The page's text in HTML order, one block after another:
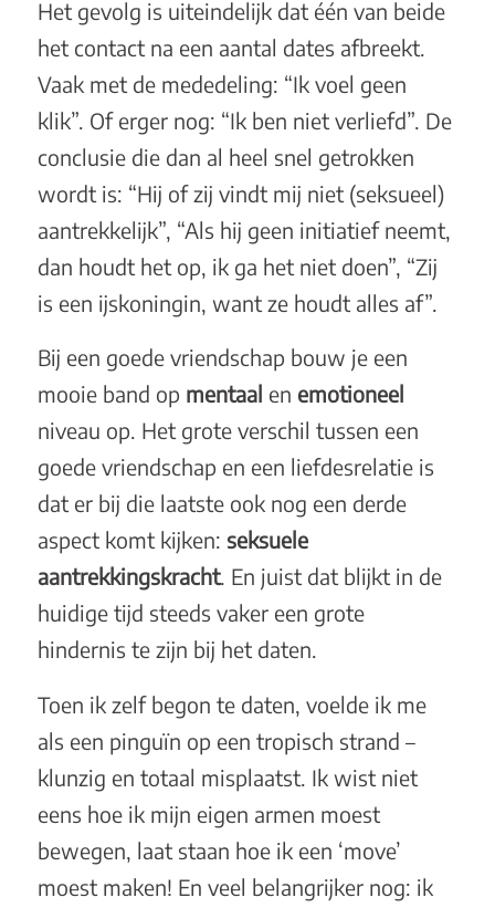
Het gevolg is uiteindelijk dat één van beide
het contact na een aantal dates afbreekt.
Vaak met de mededeling: “Ik voel geen
klik”. Of erger nog: “Ik ben niet verliefd”. De
conclusie die dan al heel snel getrokken
wordt is: “Hij of zij vindt mij niet (seksueel)
aantrekkelijk”, “Als hij geen initiatief neemt,
dan houdt het op, ik ga het niet doen”, “Zij
is een ijskoningin, want ze houdt alles af”.
Bij een goede vriendschap bouw je een
mooie band op mentaal en emotioneel
niveau op. Het grote verschil tussen een
goede vriendschap en een liefdesrelatie is
dat er bij die laatste ook nog een derde
aspect komt kijken: seksuele
aantrekkingskracht. En juist dat blijkt in de
huidige tijd steeds vaker een grote
hindernis te zijn bij het daten.
Toen ik zelf begon te daten, voelde ik me
als een pinguïn op een tropisch strand –
klunzig en totaal misplaatst. Ik wist niet
eens hoe ik mijn eigen armen moest
bewegen, laat staan hoe ik een ‘move’
moest maken! En veel belangrijker nog: ik